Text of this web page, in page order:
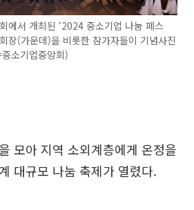
에서 개최된 ‘2024 중소기업 나눔 페스
장(가운데)을 비롯한 참가자들이 기념사진
소기업중앙회)
모아 지역 소외계층에게 온정을
대규모 나눔 축제가 열렸다.